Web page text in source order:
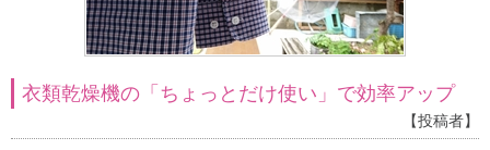
衣類乾燥機の「ちょっとだけ使い」で効率アップ
【投稿者】